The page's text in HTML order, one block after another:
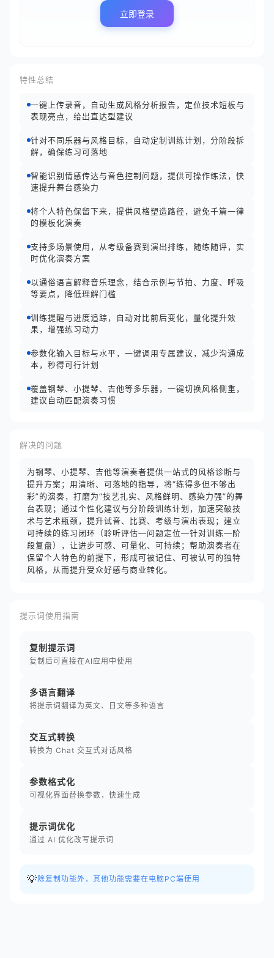
立即登录
特性总结
一键上传录音，自动生成风格分析报告，定位技术短板与
表现亮点，给出直达型建议
针对不同乐器与风格目标，自动定制训练计划，分阶段拆
解，确保练习可落地
智能识别情感传达与音色控制问题，提供可操作练法，快
速提升舞台感染力
将个人特色保留下来，提供风格塑造路径，避免千篇一律
的模板化演奏
支持多场景使用，从考级备赛到演出排练，随练随评，实
时优化演奏方案
以通俗语言解释音乐理念，结合示例与节拍、力度、呼吸
等要点，降低理解门槛
训练提醒与进度追踪，自动对比前后变化，量化提升效
果，增强练习动力
参数化输入目标与水平，一键调用专属建议，减少沟通成
本，秒得可行计划
覆盖钢琴、小提琴、吉他等多乐器，一键切换风格侧重，
建议自动匹配演奏习惯
解决的问题
为钢琴、⼩提琴、吉他等演奏者提供一站式的风格诊断与
提升方案；用清晰、可落地的指导，将“练得多但不够出
彩”的演奏，打磨为“技艺扎实、风格鲜明、感染力强”的舞
台表现；通过个性化建议与分阶段训练计划，加速突破技
术与艺术瓶颈，提升试音、比赛、考级与演出表现；建立
可持续的练习闭环（聆听评估—问题定位—针对训练—阶
段复盘），让进步可感、可量化、可持续；帮助演奏者在
保留个人特色的前提下，形成可被记住、可被认可的独特
风格，从而提升受众好感与商业转化。
提示词使用指南
复制提示词
复制后可直接在AI应用中使用
多语言翻译
将提示词翻译为英文、日文等多种语言
交互式转换
转换为 Chat 交互式对话风格
参数格式化
可视化界面替换参数，快速生成
提示词优化
通过 AI 优化改写提示词
💡 除复制功能外，其他功能需要在电脑PC端使用